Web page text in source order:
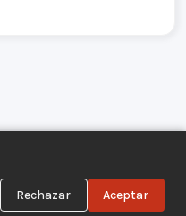
Rechazar Aceptar